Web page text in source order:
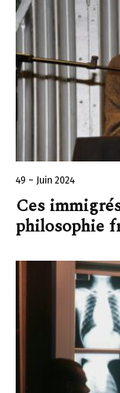
49 – Juin 2024
Ces
philosophie